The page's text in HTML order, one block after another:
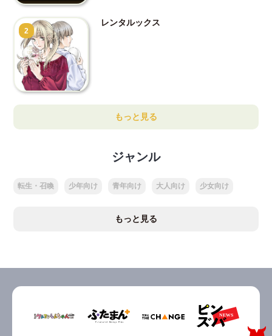
2
レンタルックス
もっと見る
ジャンル
転生・召喚 少年向け 青年向け 大人向け 少女向け
もっと見る